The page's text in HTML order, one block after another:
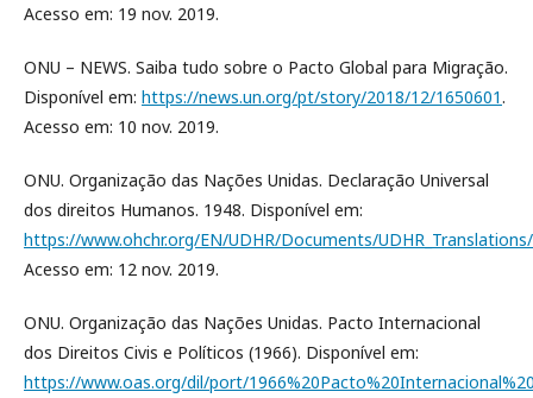
Acesso em: 19 nov. 2019.
ONU – NEWS. Saiba tudo sobre o Pacto Global para Migração.
Disponível em: https://news.un.org/pt/story/2018/12/1650601.
Acesso em: 10 nov. 2019.
ONU. Organização das Nações Unidas. Declaração Universal
dos direitos Humanos. 1948. Disponível em:
https://www.ohchr.org/EN/UDHR/Documents/
Acesso em: 12 nov. 2019.
ONU. Organização das Nações Unidas. Pacto Internacional
dos Direitos Civis e Políticos (1966). Disponível em:
https://www.oas.org/dil/port/